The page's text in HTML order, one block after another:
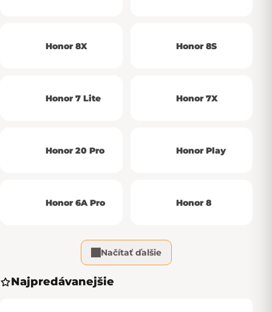
Honor 8X Honor 8S
Honor 7 Lite Honor 7X
Honor 20 Pro Honor Play
Honor 6A Pro Honor 8
Načítať ďalšie
Najpredávanejšie